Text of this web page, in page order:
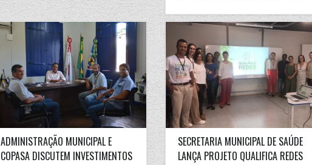
ADMINISTRAÇÃO MUNICIPAL E
COPASA DISCUTEM INVESTIMENTOS
SECRETARIA MUNICIPAL DE SAÚDE
LANÇA PROJETO QUALIFICA REDES